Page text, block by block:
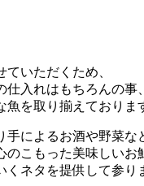
いただくため、
仕入れはもちろんの事
魚を取り揃えておりま
手によるお酒や野菜な
こもった美味しい
くネタを提供して参り